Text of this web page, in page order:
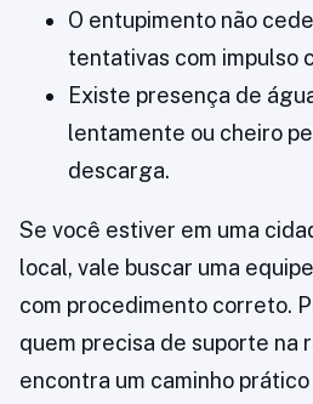
O entupimento não
tentativas com impulso
Existe presença de
lentamente ou cheiro
descarga.
Se você estiver em uma
local, vale buscar uma
com procedimento correto.
quem precisa de suporte na
encontra um caminho prático